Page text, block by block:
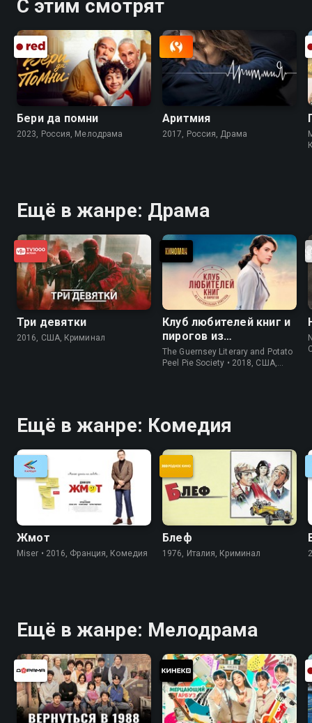
С этим смотрят
Бери да помни
2023, Россия, Мелодрама
Аритмия
2017, Россия, Драма
Ещё в жанре: Драма
Три девятки
2016, США, Криминал
Клуб любителей книг и
пирогов из
картофельных
очистков
The Guernsey Literary and Potato
Peel Pie Society • 2018, США,
Ещё в жанре: Комедия
Жмот
Miser • 2016, Франция, Комедия
Блеф
1976, Италия, Криминал
Ещё в жанре: Мелодрама